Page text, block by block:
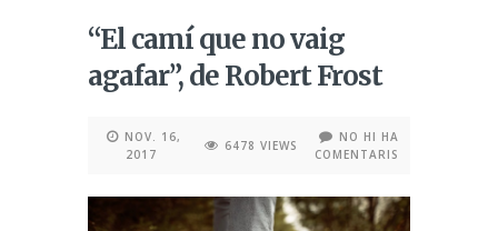
“El camí que no vaig
agafar”, de Robert Frost
NOV. 16,
2017
6478 VIEWS
NO HI HA
COMENTARIS